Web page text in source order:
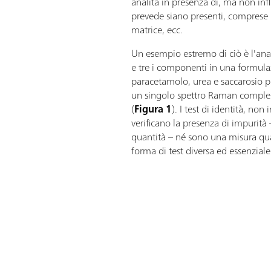
prevede siano presenti,
matrice, ecc.
Un esempio estremo di ciò è
e tre i componenti in una
paracetamolo, urea e saccarosio
un singolo spettro Raman
(Figura 1). I test di identità, non
verificano la presenza di
quantità – né sono una misura
forma di test diversa ed